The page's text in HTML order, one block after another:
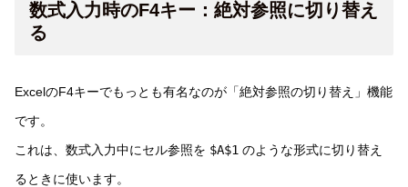
数式入力時のF4キー：絶対参照に切り替え
る
ExcelのF4キーでもっとも有名なのが「絶対参照の切り替え」機能
です。
これは、数式入力中にセル参照を $A$1 のような形式に切り替え
るときに使います。